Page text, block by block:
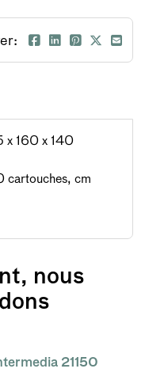
x 160 x 140
cartouches, cm
nous
21150